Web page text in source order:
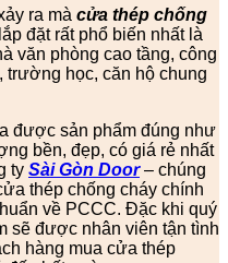
ra mà cửa thép chống
đặt rất phổ biến nhất là
văn phòng cao tầng, công
trường học, căn hộ chung
được sản phẩm đúng như
bền, đẹp, có giá rẻ nhất
ty Sài Gòn Door– chúng
thép chống cháy chính
về PCCC. Đặc khi quý
sẽ được nhân viên tận tình
hàng mua cửa thép